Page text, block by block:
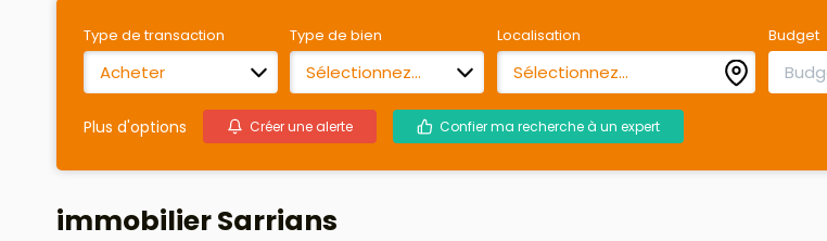
Type de transaction
Acheter
Type de bien
Sélectionnez...
Localisation
Sélectionnez...
Budget
Plus d'options Créer une alerte Confier ma recherche à un expert
immobilier Sarrians